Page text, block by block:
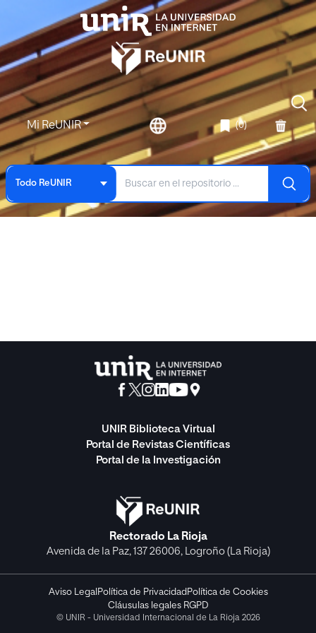
Mi ReUNIR (0)
Todo ReUNIR
UNIR Biblioteca Virtual
Portal de Revistas Científicas
Portal de la Investigación
Rectorado La Rioja
Avenida de la Paz, 137 26006, Logroño (La Rioja)
Aviso Legal Política de Privacidad Política de Cookies
Cláusulas legales RGPD
© UNIR - Universidad Internacional de La Rioja 2026